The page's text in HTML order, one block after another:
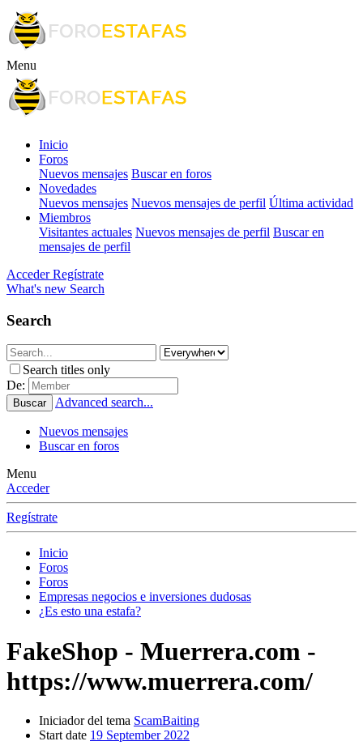
Menu
Inicio
Foros
Nuevos mensajes Buscar en foros
Novedades
Nuevos mensajes Nuevos mensajes de perfil Última actividad
Miembros
Visitantes actuales Nuevos mensajes de perfil Buscar en
mensajes de perfil
Acceder Regístrate
What's new Search
Search
Search titles only
De:
Buscar Advanced search...
Nuevos mensajes
Buscar en foros
Menu
Acceder
Regístrate
Inicio
Foros
Foros
Empresas negocios e inversiones dudosas
¿Es esto una estafa?
FakeShop - Muerrera.com -
https://www.muerrera.com/
Iniciador del tema ScamBaiting
Start date 19 September 2022